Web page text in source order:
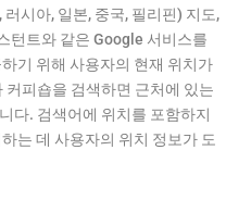
시아, 일본, 중국, 필리핀) 지도,
턴트와 같은 Google 서비스를
기 위해 사용자의 현재 위치가
피숍을 검색하면 근처에 있는
다. 검색어에 위치를 포함하지
는 데 사용자의 위치 정보가 도